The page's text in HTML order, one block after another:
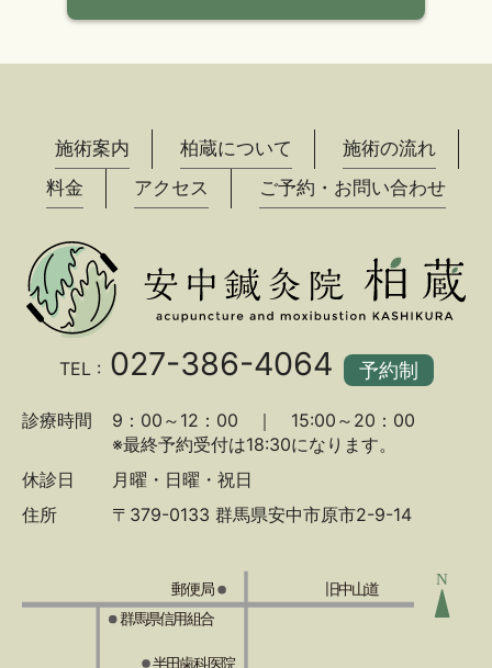
施術案内 柏蔵について
施術の流れ
料金
アクセス ご予約・お問い合わせ
TEL : 027-386-4064 予約制
診療時間
9：00～12：00 ｜ 15:00～20：00
※最終予約受付は18:30になります。
休診日
月曜・日曜・祝日
住所
〒379-0133 群馬県安中市原市2-9-14